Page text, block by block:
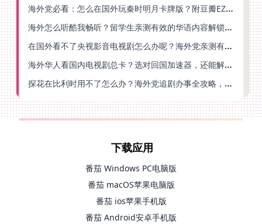
海外党必看：怎么在国外玩秦时明月卡牌版？附豆瓣EZCast地区限制破解法
海外怎么听酷我畅听？留学生亲测有效的华语内容解锁指南
在国外看不了央视影音电视剧怎么办呢？海外党亲测有效的回国加速方案
海外华人看国内电视剧总卡？选对回国加速器，还能解决菲律宾打不开反诈中心的问题
探花在比利时用不了怎么办？海外党追剧办事全攻略，选对加速器就够了
下载应用
番茄 Windows PC电脑版
番茄 macOS苹果电脑版
番茄 ios苹果手机版
番茄 Android安卓手机版